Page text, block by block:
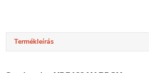
Termékleírás